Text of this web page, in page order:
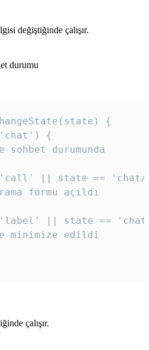
değiştiğinde çalışır.
durumu
{
{
sohbet durumunda
|| state ==
formu açıldı
|| state ==
minimize edildi
çalışır.